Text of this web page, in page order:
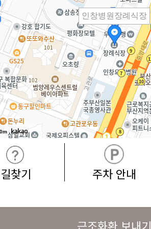
인창병원장례식장
길찾기 주차 안내
근조화환 보내기